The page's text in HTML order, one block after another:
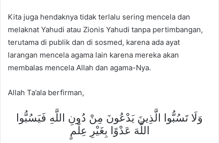
Kita juga hendaknya tidak terlalu sering mencela dan
melaknat Yahudi atau Zionis Yahudi tanpa pertimbangan,
terutama di publik dan di sosmed, karena ada ayat
larangan mencela agama lain karena mereka akan
membalas mencela Allah dan agama-Nya.
Allah Ta’ala berfirman,
وَلَا تَسُبُّوا الَّذِينَ يَدْعُونَ مِنْ دُونِ اللَّهِ فَيَسُبُّوا
اللَّهَ عَدْوًا بِغَيْرِ عِلْمٍ